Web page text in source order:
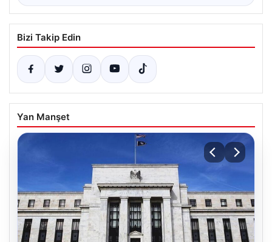
Bizi Takip Edin
Yan Manşet